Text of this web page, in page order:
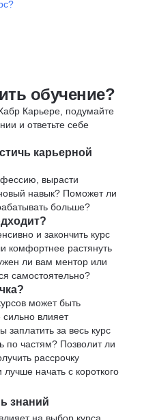
обучение?
Карьере, подумайте
и ответьте себе
карьерной
вырасти
навык? Поможет ли
больше?
и закончить курс
комфортнее растянуть
ли вам ментор или
самостоятельно?
может быть
влияет
заплатить за весь курс
по частям? Позволит ли
рассрочку
начать с короткого
знаний